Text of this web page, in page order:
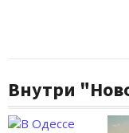
Внутри